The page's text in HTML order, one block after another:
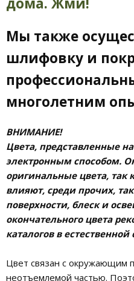
Мы также
шлифовку и
многолетним
ВНИМАНИЕ!
Цвета, представленные
электронным способом.
оригинальные цвета, так
влияют, среди прочих,
поверхности, блеск и
окончательного цвета
каталогов в естественной
Цвет связан с окружающим
неотъемлемой частью.